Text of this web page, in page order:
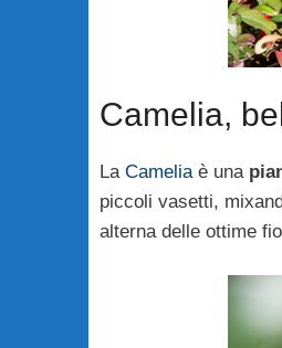
Camelia,
La Camelia è una
piccoli vasetti,
alterna delle ottime